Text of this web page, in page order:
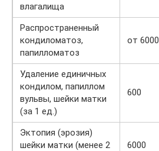
влагалища
Распространенный
кондиломатоз,
папилломатоз
от 6000
Удаление единичных
кондилом, папиллом
вульвы, шейки матки
(за 1 ед.)
600
Эктопия (эрозия)
шейки матки (менее 2
6000